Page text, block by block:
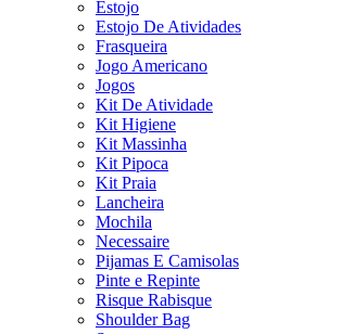
Estojo
Estojo De Atividades
Frasqueira
Jogo Americano
Jogos
Kit De Atividade
Kit Higiene
Kit Massinha
Kit Pipoca
Kit Praia
Lancheira
Mochila
Necessaire
Pijamas E Camisolas
Pinte e Repinte
Risque Rabisque
Shoulder Bag